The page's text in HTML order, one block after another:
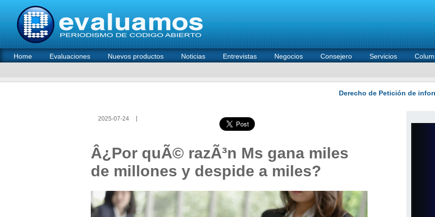
Home Evaluaciones Nuevos productos Noticias Entrevistas Negocios Consejero Servicios
2025-07-24
Â¿Por quÃ© razÃ³n Ms gana miles
de millones y despide a miles?